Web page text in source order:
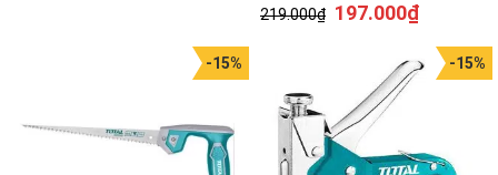
219.000₫ 197.000₫
-15% -15%